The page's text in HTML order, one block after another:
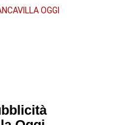
OGGI